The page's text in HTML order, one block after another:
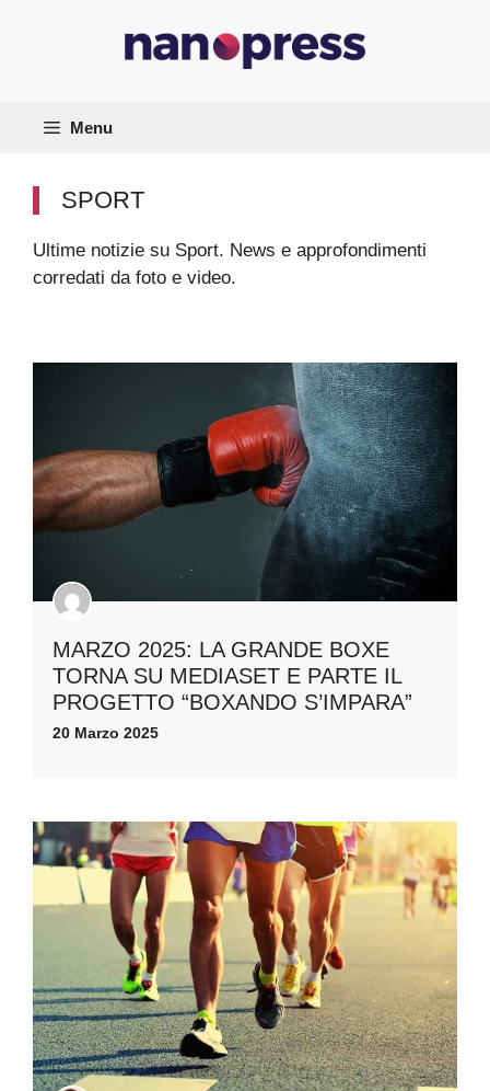
Menu
SPORT
Ultime notizie su Sport. News e approfondimenti
corredati da foto e video.
MARZO 2025: LA GRANDE BOXE
TORNA SU MEDIASET E PARTE IL
PROGETTO “BOXANDO S’IMPARA”
20 Marzo 2025